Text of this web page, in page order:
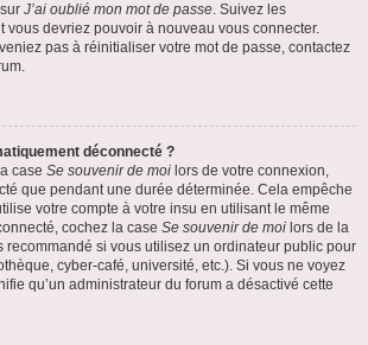
J’ai oublié mon mot de passe. Suivez les
vous devriez pouvoir à nouveau vous connecter.
pas à réinitialiser votre mot de passe, contactez
déconnecté ?
case Se souvenir de moi lors de votre connexion,
que pendant une durée déterminée. Cela empêche
votre compte à votre insu en utilisant le même
cochez la case Se souvenir de moi lors de la
recommandé si vous utilisez un ordinateur public pour
cyber-café, université, etc.). Si vous ne voyez
qu’un administrateur du forum a désactivé cette